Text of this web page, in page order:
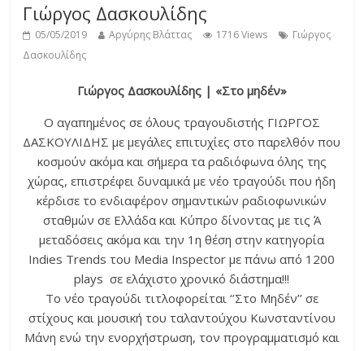
Γιώργος Δασκουλίδης
05/05/2019 Αργύρης Βλάττας 1716 Views
Γιώργος
Δασκουλίδης
Γιώργος Δασκουλίδης | «Στο μηδέν»
Ο αγαπημένος σε όλους τραγουδιστής ΓΙΩΡΓΟΣ
ΔΑΣΚΟΥΛΙΔΗΣ με μεγάλες επιτυχίες στο παρελθόν που
κοσμούν ακόμα και σήμερα τα ραδιόφωνα όλης της
χώρας, επιστρέφει δυναμικά με νέο τραγούδι που ήδη
κέρδισε το ενδιαφέρον σημαντικών ραδιοφωνικών
σταθμών σε Ελλάδα και Κύπρο δίνοντας με τις Ά
μεταδόσεις ακόμα και την 1η θέση στην κατηγορία
Indies Trends του Media Inspector με πάνω από 1200
plays σε ελάχιστο χρονικό διάστημα!!!
Το νέο τραγούδι τιτλοφορείται ‘’Στο Μηδέν’’ σε
στίχους και μουσική του ταλαντούχου Κωνσταντίνου
Μάνη ενώ την ενορχήστρωση, τον προγραμματισμό και